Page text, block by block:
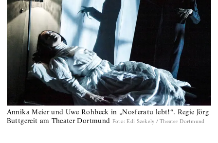
Annika Meier und Uwe Rohbeck in „Nosferatu lebt!“. Regie Jörg
Buttgereit am Theater Dortmund Foto: Edi Szekely / Theater Dortmund